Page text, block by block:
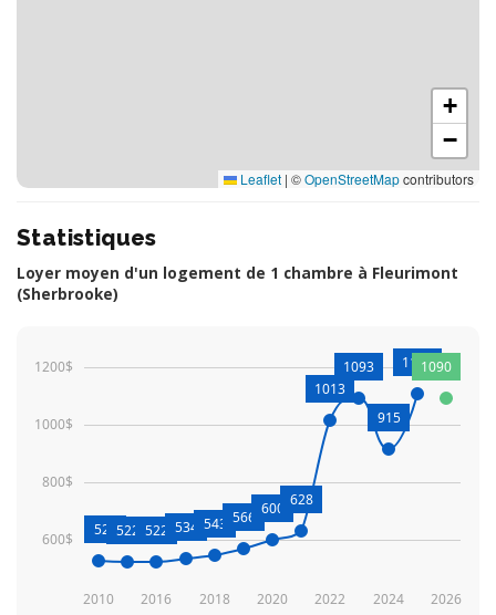
+
−
Leaflet | ©OpenStreetMapcontributors
Statistiques
Loyer moyen d'un logement de 1 chambre à Fleurimont
(Sherbrooke)
2010 2016 2018 2020 2022 2024 2026
600$
800$
1000$
1200$
527522 522 534 543 566 600 628
1013
1093
915
11051090